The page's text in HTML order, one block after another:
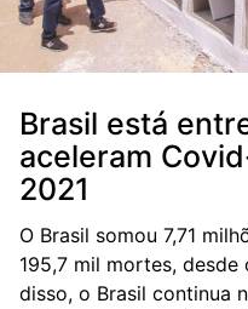
Brasil está
aceleram
2021
O Brasil somou 7,71
195,7 mil mortes,
disso, o Brasil continua